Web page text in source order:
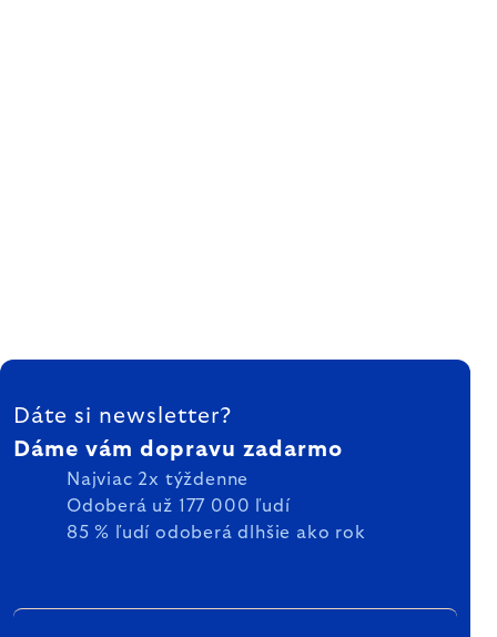
ZÁPÄTIE
Dáte si newsletter?
Dáme vám dopravu zadarmo
Najviac 2x týždenne
Odoberá už 177 000 ľudí
85 % ľudí odoberá dlhšie ako rok